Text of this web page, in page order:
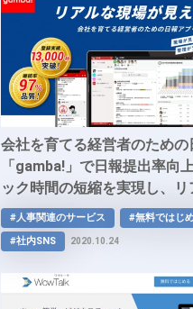
会社を育てる経営者のための
「gamba!」で日報提出率向
ック時間の短縮を実現し、
を可視化し管理を楽に！
#人事関連のサービス
#無料ではじ
#社内SNS
2020.10.24